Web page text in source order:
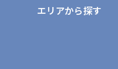
エリアから探す